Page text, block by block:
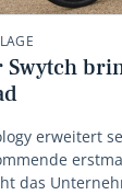
erweitert
das